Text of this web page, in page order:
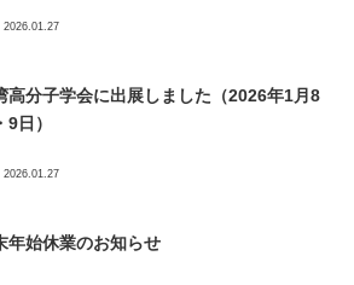
2026.01.27
高分子学会に出展しました（2026年1月8
9日）
2026.01.27
年始休業のお知らせ